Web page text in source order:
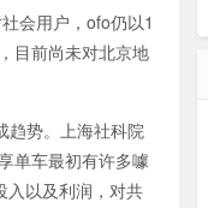
会用户，ofo仍以1
目前尚未对北京地
趋势。上海社科院
单车最初有许多噱
入以及利润，对共